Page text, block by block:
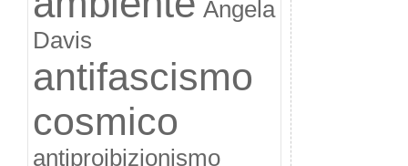
Angela
Davis
antifascismo
cosmico
antiproibizionismo